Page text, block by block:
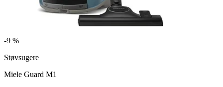
-9 %
Støvsugere
Miele Guard M1